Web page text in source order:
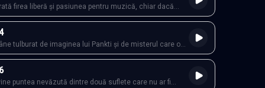
firea liberă și pasiunea pentru muzică, chiar dacă
așteptări de la el. Pankti, prinsă între tăcere și dorința
supună.
tulburat de imaginea lui Pankti și de misterul care o
timp ce ea încearcă să nu se lase atinsă de
secretele încep să se ciocnească discret.
puntea nevăzută dintre două suflete care nu ar fi